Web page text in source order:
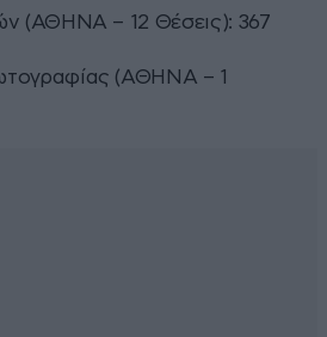
(ΑΘΗΝΑ – 12 Θέσεις): 367
(ΑΘΗΝΑ – 1